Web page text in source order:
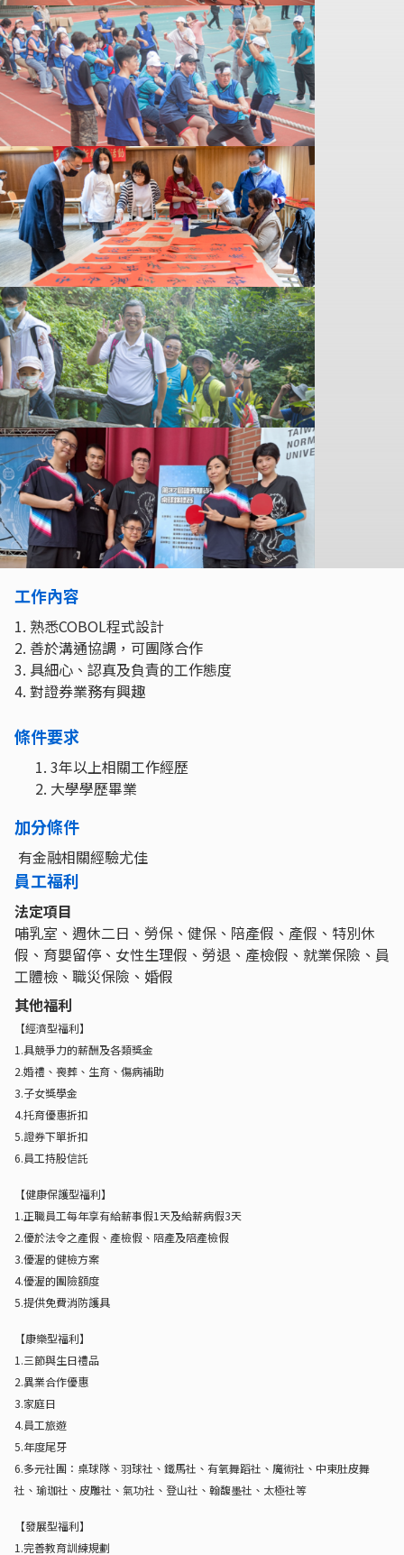
工作內容
1. 熟悉COBOL程式設計
2. 善於溝通協調，可團隊合作
3. 具細心、認真及負責的工作態度
4. 對證券業務有興趣
條件要求
3年以上相關工作經歷
大學學歷畢業
加分條件
有金融相關經驗尤佳
員工福利
法定項目
哺乳室、週休二日、勞保、健保、陪產假、產假、特別休
假、育嬰留停、女性生理假、勞退、產檢假、就業保險、員
工體檢、職災保險、婚假
其他福利
【經濟型福利】
1.具競爭力的薪酬及各類獎金
2.婚禮、喪葬、生育、傷病補助
3.子女獎學金
4.托育優惠折扣
5.證券下單折扣
6.員工持股信託
【健康保護型福利】
1.正職員工每年享有給薪事假1天及給薪病假3天
2.優於法令之產假、產檢假、陪產及陪產檢假
3.優渥的健檢方案
4.優渥的團險額度
5.提供免費消防護具
【康樂型福利】
1.三節與生日禮品
2.異業合作優惠
3.家庭日
4.員工旅遊
5.年度尾牙
6.多元社團：桌球隊、羽球社、鐵馬社、有氧舞蹈社、魔術社、中東肚皮舞
社、瑜珈社、皮雕社、氣功社、登山社、翰馥墨社、太極社等
【發展型福利】
1.完善教育訓練規劃